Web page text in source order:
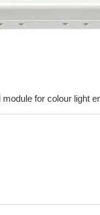
module for colour light